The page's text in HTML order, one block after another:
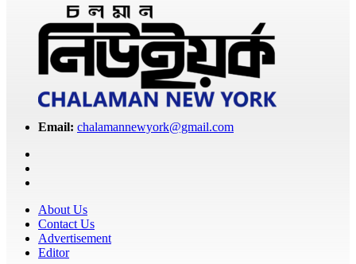
Email: chalamannewyork@gmail.com
About Us
Contact Us
Advertisement
Editor